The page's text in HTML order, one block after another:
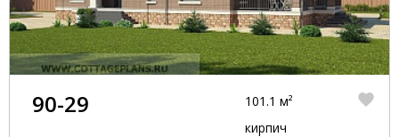
90-29
101.1 м²
кирпич